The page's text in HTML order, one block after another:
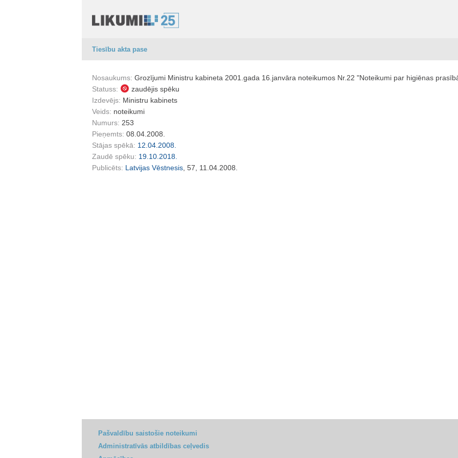
Tiesību akta pase
Nosaukums: Grozījumi Ministru kabineta 2001.gada 16.janvāra noteikumos Nr.22 "Noteikumi par higiēnas
Statuss:
zaudējis spēku
Izdevējs: Ministru kabinets
Veids: noteikumi
Numurs: 253
Pieņemts: 08.04.2008.
Stājas spēkā: 12.04.2008.
Zaudē spēku: 19.10.2018.
Publicēts: Latvijas Vēstnesis , 57, 11.04.2008.
Pašvaldību saistošie noteikumi
Administratīvās atbildības ceļvedis